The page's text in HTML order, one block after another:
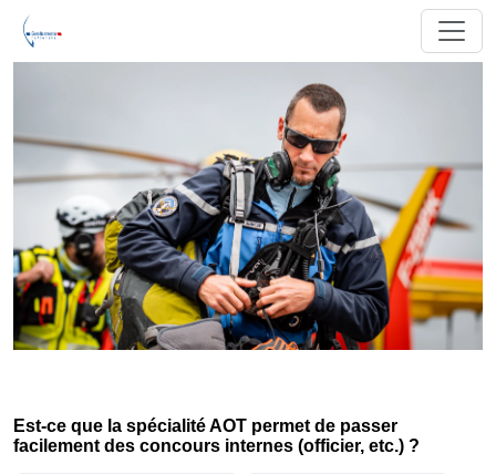
Est-ce que la spécialité AOT permet de passer
facilement des concours internes (officier, etc.) ?